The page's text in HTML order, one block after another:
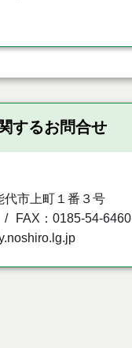
するお問合せ
代市上町１番３号
FAX：0185-54-6460